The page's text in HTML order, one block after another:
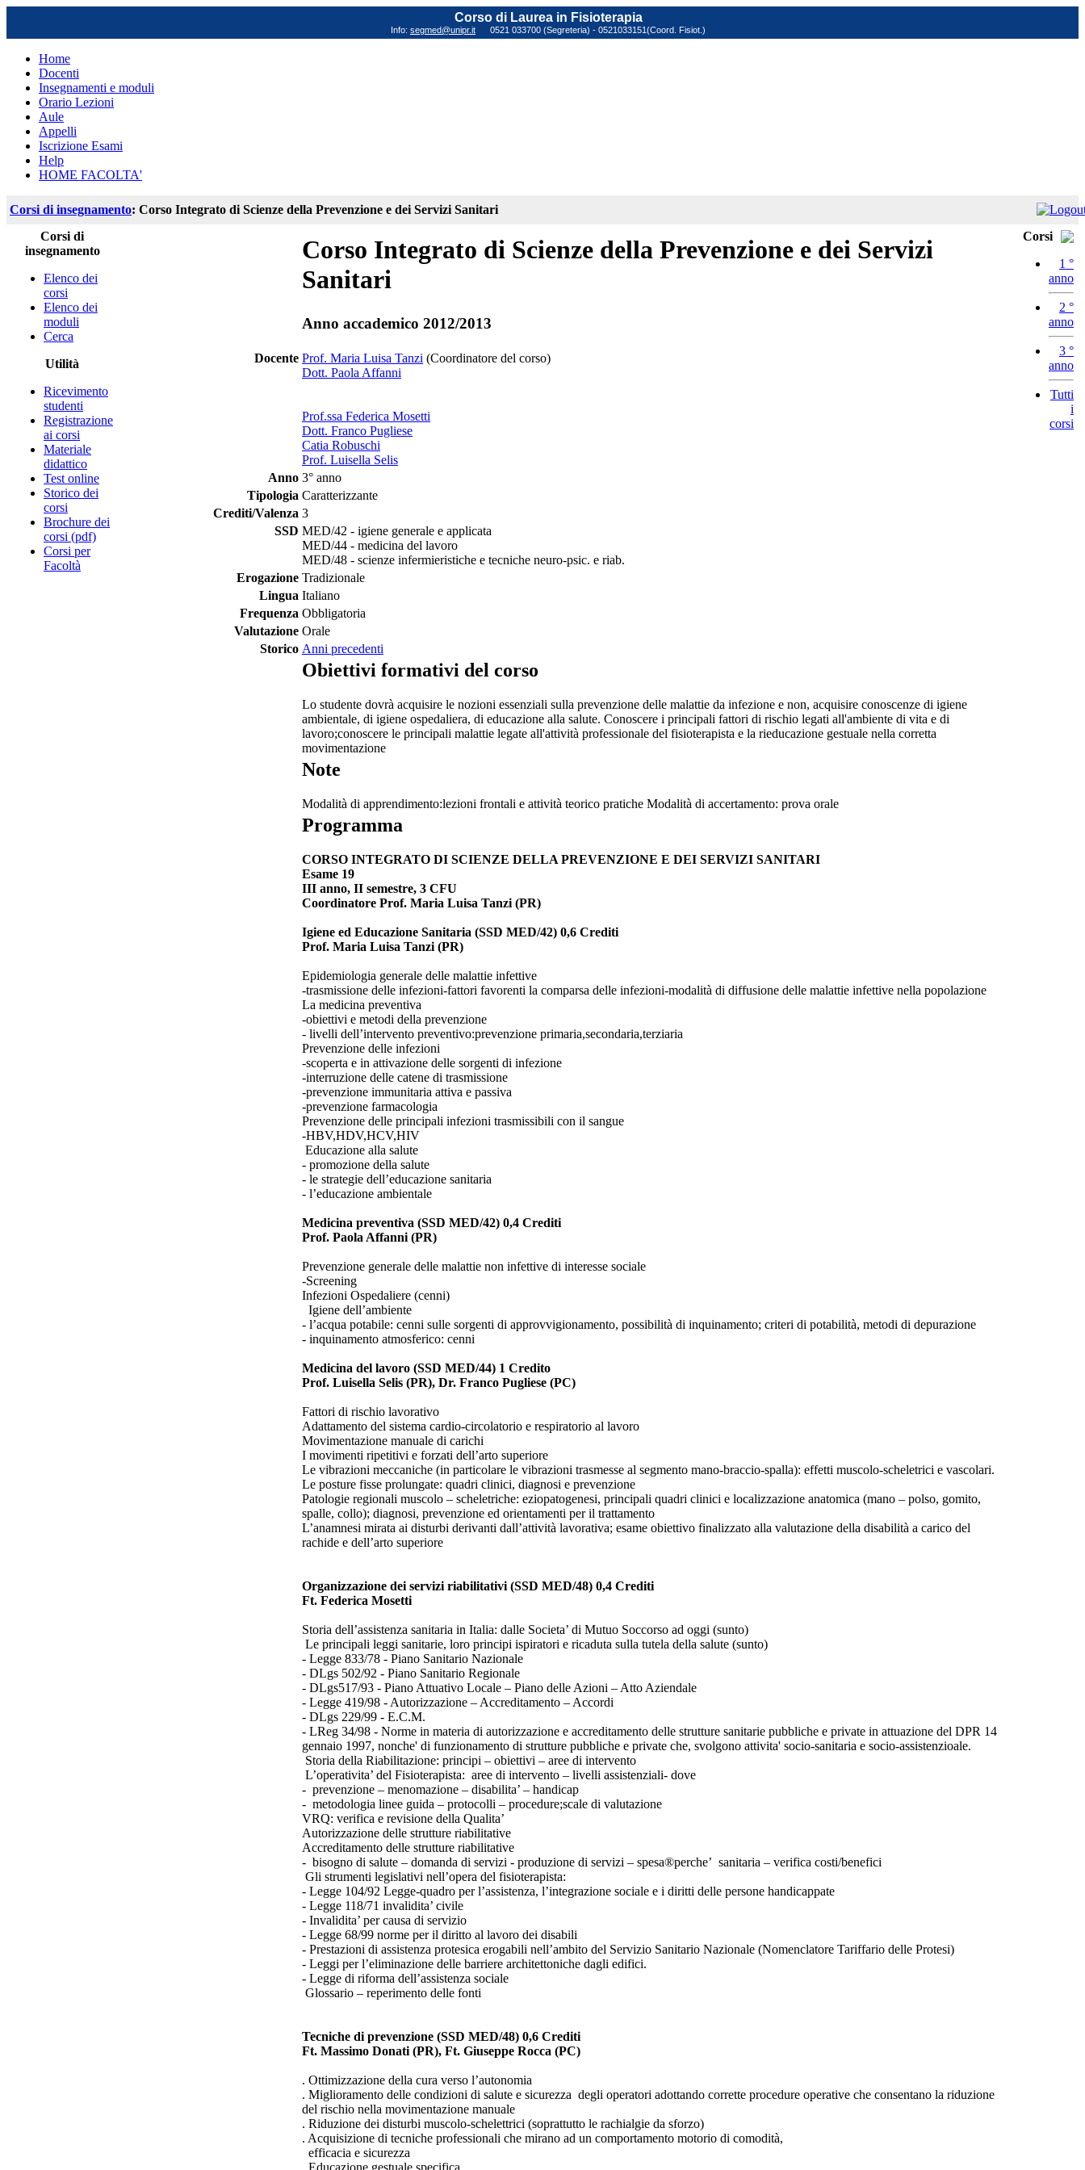
Corso di Laurea in Fisioterapia
Info: segmed@unipr.it 0521 033700 (Segreteria) - 0521033151(Coord. Fisiot.)
Home
Docenti
Insegnamenti e moduli
Orario Lezioni
Aule
Appelli
Iscrizione Esami
Help
HOME FACOLTA'
Corsi di insegnamento: Corso Integrato di Scienze della Prevenzione e dei Servizi Sanitari
Corsi di
insegnamento
Elenco dei
corsi
Elenco dei
moduli
Cerca
Utilità
Ricevimento
studenti
Registrazione
ai corsi
Materiale
didattico
Test online
Storico dei
corsi
Brochure dei
corsi (pdf)
Corsi per
Facoltà
Corso Integrato di Scienze della Prevenzione e dei Servizi
Sanitari
Anno accademico 2012/2013
Docente Prof. Maria Luisa Tanzi (Coordinatore del corso)
Dott. Paola Affanni
Prof.ssa Federica Mosetti
Dott. Franco Pugliese
Catia Robuschi
Prof. Luisella Selis
Anno 3° anno
Tipologia Caratterizzante
Crediti/Valenza 3
SSD MED/42 - igiene generale e applicata
MED/44 - medicina del lavoro
MED/48 - scienze infermieristiche e tecniche neuro-psic. e riab.
Erogazione Tradizionale
Lingua Italiano
Frequenza Obbligatoria
Valutazione Orale
Storico Anni precedenti
Obiettivi formativi del corso
Lo studente dovrà acquisire le nozioni essenziali sulla prevenzione delle malattie da infezione e non, acquisire conoscenze di igiene
ambientale, di igiene ospedaliera, di educazione alla salute. Conoscere i principali fattori di rischio legati all'ambiente di vita e di
lavoro;conoscere le principali malattie legate all'attività professionale del fisioterapista e la rieducazione gestuale nella corretta
movimentazione
Note
Modalità di apprendimento:lezioni frontali e attività teorico pratiche Modalità di accertamento: prova orale
Programma
CORSO INTEGRATO DI SCIENZE DELLA PREVENZIONE E DEI SERVIZI SANITARI
Esame 19
III anno, II semestre, 3 CFU
Coordinatore Prof. Maria Luisa Tanzi (PR)
Igiene ed Educazione Sanitaria (SSD MED/42) 0,6 Crediti
Prof. Maria Luisa Tanzi (PR)
Epidemiologia generale delle malattie infettive
-trasmissione delle infezioni-fattori favorenti la comparsa delle infezioni-modalità di diffusione delle malattie infettive nella popolazione
La medicina preventiva
-obiettivi e metodi della prevenzione
- livelli dell’intervento preventivo:prevenzione primaria,secondaria,terziaria
Prevenzione delle infezioni
-scoperta e in attivazione delle sorgenti di infezione
-interruzione delle catene di trasmissione
-prevenzione immunitaria attiva e passiva
-prevenzione farmacologia
Prevenzione delle principali infezioni trasmissibili con il sangue
-HBV,HDV,HCV,HIV
Educazione alla salute
- promozione della salute
- le strategie dell’educazione sanitaria
- l’educazione ambientale
Medicina preventiva (SSD MED/42) 0,4 Crediti
Prof. Paola Affanni (PR)
Prevenzione generale delle malattie non infettive di interesse sociale
-Screening
Infezioni Ospedaliere (cenni)
Igiene dell’ambiente
- l’acqua potabile: cenni sulle sorgenti di approvvigionamento, possibilità di inquinamento; criteri di potabilità, metodi di depurazione
- inquinamento atmosferico: cenni
Medicina del lavoro (SSD MED/44) 1 Credito
Prof. Luisella Selis (PR), Dr. Franco Pugliese (PC)
Fattori di rischio lavorativo
Adattamento del sistema cardio-circolatorio e respiratorio al lavoro
Movimentazione manuale di carichi
I movimenti ripetitivi e forzati dell’arto superiore
Le vibrazioni meccaniche (in particolare le vibrazioni trasmesse al segmento mano-braccio-spalla): effetti muscolo-scheletrici e vascolari.
Le posture fisse prolungate: quadri clinici, diagnosi e prevenzione
Patologie regionali muscolo – scheletriche: eziopatogenesi, principali quadri clinici e localizzazione anatomica (mano – polso, gomito,
spalle, collo); diagnosi, prevenzione ed orientamenti per il trattamento
L’anamnesi mirata ai disturbi derivanti dall’attività lavorativa; esame obiettivo finalizzato alla valutazione della disabilità a carico del
rachide e dell’arto superiore
Organizzazione dei servizi riabilitativi (SSD MED/48) 0,4 Crediti
Ft. Federica Mosetti
Storia dell’assistenza sanitaria in Italia: dalle Societa’ di Mutuo Soccorso ad oggi (sunto)
Le principali leggi sanitarie, loro principi ispiratori e ricaduta sulla tutela della salute (sunto)
- Legge 833/78 - Piano Sanitario Nazionale
- DLgs 502/92 - Piano Sanitario Regionale
- DLgs517/93 - Piano Attuativo Locale – Piano delle Azioni – Atto Aziendale
- Legge 419/98 - Autorizzazione – Accreditamento – Accordi
- DLgs 229/99 - E.C.M.
- LReg 34/98 - Norme in materia di autorizzazione e accreditamento delle strutture sanitarie pubbliche e private in attuazione del DPR 14
gennaio 1997, nonche' di funzionamento di strutture pubbliche e private che, svolgono attivita' socio-sanitaria e socio-assistenzioale.
Storia della Riabilitazione: principi – obiettivi – aree di intervento
L’operativita’ del Fisioterapista: aree di intervento – livelli assistenziali- dove
- prevenzione – menomazione – disabilita’ – handicap
- metodologia linee guida – protocolli – procedure;scale di valutazione
VRQ: verifica e revisione della Qualita’
Autorizzazione delle strutture riabilitative
Accreditamento delle strutture riabilitative
- bisogno di salute – domanda di servizi - produzione di servizi – spesa®perche’ sanitaria – verifica costi/benefici
Gli strumenti legislativi nell’opera del fisioterapista:
- Legge 104/92 Legge-quadro per l’assistenza, l’integrazione sociale e i diritti delle persone handicappate
- Legge 118/71 invalidita’ civile
- Invalidita’ per causa di servizio
- Legge 68/99 norme per il diritto al lavoro dei disabili
- Prestazioni di assistenza protesica erogabili nell’ambito del Servizio Sanitario Nazionale (Nomenclatore Tariffario delle Protesi)
- Leggi per l’eliminazione delle barriere architettoniche dagli edifici.
- Legge di riforma dell’assistenza sociale
Glossario – reperimento delle fonti
Tecniche di prevenzione (SSD MED/48) 0,6 Crediti
Ft. Massimo Donati (PR), Ft. Giuseppe Rocca (PC)
. Ottimizzazione della cura verso l’autonomia
. Miglioramento delle condizioni di salute e sicurezza degli operatori adottando corrette procedure operative che consentano la riduzione
del rischio nella movimentazione manuale
. Riduzione dei disturbi muscolo-schelettrici (soprattutto le rachialgie da sforzo)
. Acquisizione di tecniche professionali che mirano ad un comportamento motorio di comodità,
efficacia e sicurezza
. Educazione gestuale specifica
Corsi
1 °
anno
2 °
anno
3 °
anno
Tutti
i
corsi